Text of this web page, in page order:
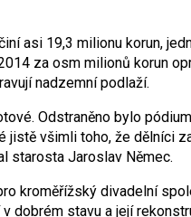
asi 19,3 milionu korun,
za osm milionů korun
nadzemní podlaží.
Odstraněno bylo
jistě všimli toho, že dělníci
starosta Jaroslav Němec.
kroměřížský divadelní
dobrém stavu a její